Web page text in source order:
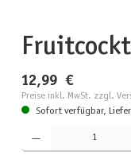
12,99 €
Preise inkl. MwSt. zzgl.
Sofort verfügbar,
Produkt Anzahl: Gib den